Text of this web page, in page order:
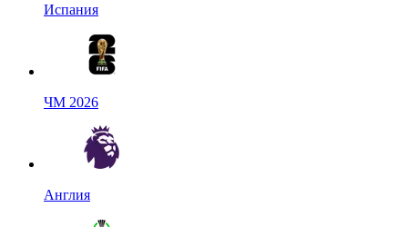
Испания
ЧМ 2026
Англия